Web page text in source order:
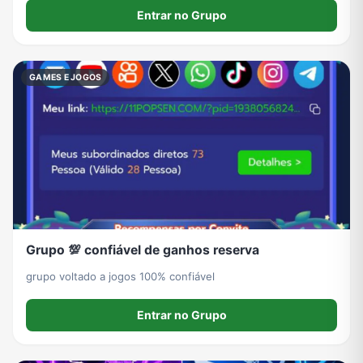
Entrar no Grupo
GAMES E JOGOS
Grupo 💯 confiável de ganhos reserva
grupo voltado a jogos 100% confiável
Entrar no Grupo